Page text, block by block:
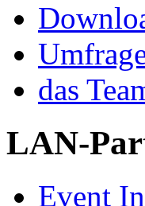
das
LAN-
Event